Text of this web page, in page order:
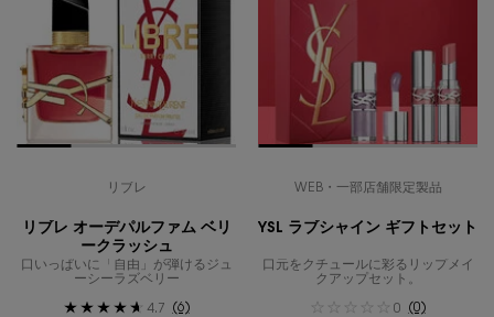
リブレ
リブレ オーデパルファム ベリ
ークラッシュ
口いっぱいに「自由」が弾けるジュ
ーシーラズベリー
4.7
(6)
WEB・一部店舗限定製品
YSL ラブシャイン ギフトセット
口元をクチュールに彩るリップメイ
クアップセット。
0
(0)